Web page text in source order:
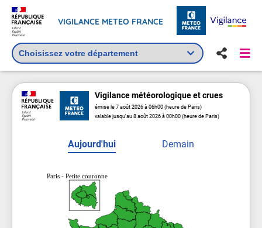
VIGILANCE METEO FRANCE
Vigilancemétéorologique et crues
émise le 7 août 2026 à 06h00 (heure de Paris)
valable jusqu'au 8 août 2026 à 00h00 (heure de Paris)
Aujourd'hui Demain
Paris - Petite couronne